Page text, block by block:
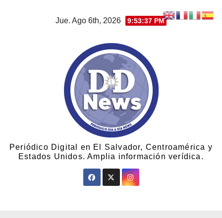
Jue. Ago 6th, 2026 9:53:38 PM
Periódico Digital en El Salvador, Centroamérica y
Estados Unidos. Amplia información verídica.